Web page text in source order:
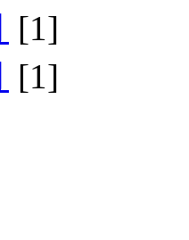
[1]
[1]